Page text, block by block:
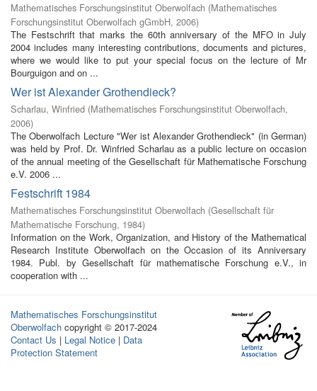
Mathematisches Forschungsinstitut Oberwolfach (Mathematisches
Forschungsinstitut Oberwolfach gGmbH, 2006)
The Festschrift that marks the 60th anniversary of the MFO in July
2004 includes many interesting contributions, documents and pictures,
where we would like to put your special focus on the lecture of Mr
Bourguigon and on ...
Wer ist Alexander Grothendieck?
Scharlau, Winfried (Mathematisches Forschungsinstitut Oberwolfach,
2006)
The Oberwolfach Lecture "Wer ist Alexander Grothendieck" (in German)
was held by Prof. Dr. Winfried Scharlau as a public lecture on occasion
of the annual meeting of the Gesellschaft für Mathematische Forschung
e.V. 2006 ...
Festschrift 1984
Mathematisches Forschungsinstitut Oberwolfach (Gesellschaft für
Mathematische Forschung, 1984)
Information on the Work, Organization, and History of the Mathematical
Research Institute Oberwolfach on the Occasion of its Anniversary
1984. Publ. by Gesellschaft für mathematische Forschung e.V., in
cooperation with ...
Mathematisches Forschungsinstitut
Oberwolfach copyright © 2017-2024
Contact Us | Legal Notice | Data
Protection Statement